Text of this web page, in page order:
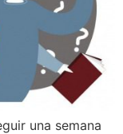
una semana